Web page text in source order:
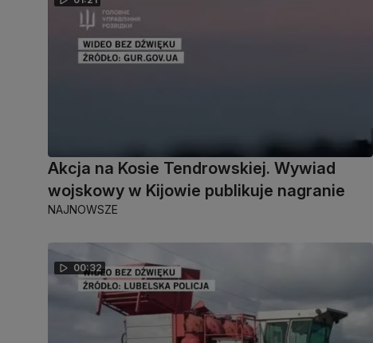
Akcja na Kosie Tendrowskiej. Wywiad
wojskowy w Kijowie publikuje nagranie
NAJNOWSZE
00:32